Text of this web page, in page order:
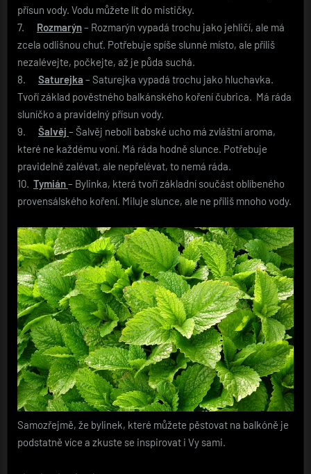
přísun vody. Vodu můžete lít do mističky.
7. Rozmarýn– Rozmarýn vypadá trochu jako jehličí, ale má
zcela odlišnou chuť. Potřebuje spíše slunné místo, ale příliš
nezalévejte, počkejte, až je půda suchá.
8. Saturejka – Saturejka vypadá trochu jako hluchavka.
Tvoří základ pověstného balkánského koření čubrica. Má ráda
sluníčko a pravidelný přísun vody.
9. Šalvěj – Šalvěj neboli babské ucho má zvláštní aroma,
které ne každému voní. Má ráda hodně slunce. Potřebuje
pravidelně zalévat, ale nepřelévat, to nemá ráda.
10. Tymián– Bylinka, která tvoří základní součást oblíbeného
provensálského koření. Miluje slunce, ale ne příliš mnoho vody.
Samozřejmě, že bylinek, které můžete pěstovat na balkóně je
podstatně více a zkuste se inspirovat i Vy sami.